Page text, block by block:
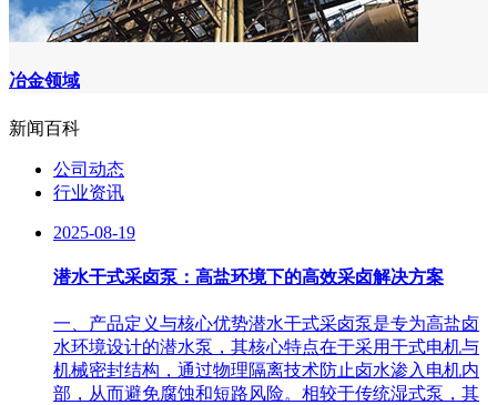
冶金领域
新闻百科
公司动态
行业资讯
2025-08-19
潜水干式采卤泵：高盐环境下的高效采卤解决方案
一、产品定义与核心优势潜水干式采卤泵是专为高盐卤
水环境设计的潜水泵，其核心特点在于采用干式电机与
机械密封结构，通过物理隔离技术防止卤水渗入电机内
部，从而避免腐蚀和短路风险。相较于传统湿式泵，其